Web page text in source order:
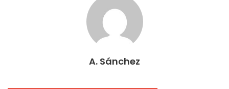
A. Sánchez